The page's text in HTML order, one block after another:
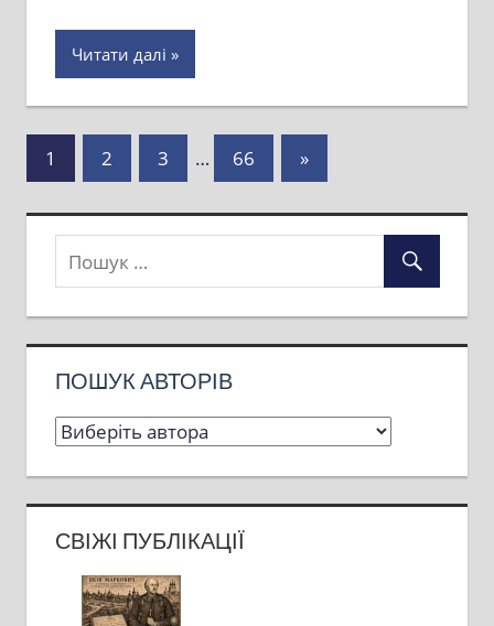
Читати далі
Пагінація
1 2 3 … 66
Next
Posts
»
ПОШУК АВТОРІВ
СВІЖІ ПУБЛІКАЦІЇ